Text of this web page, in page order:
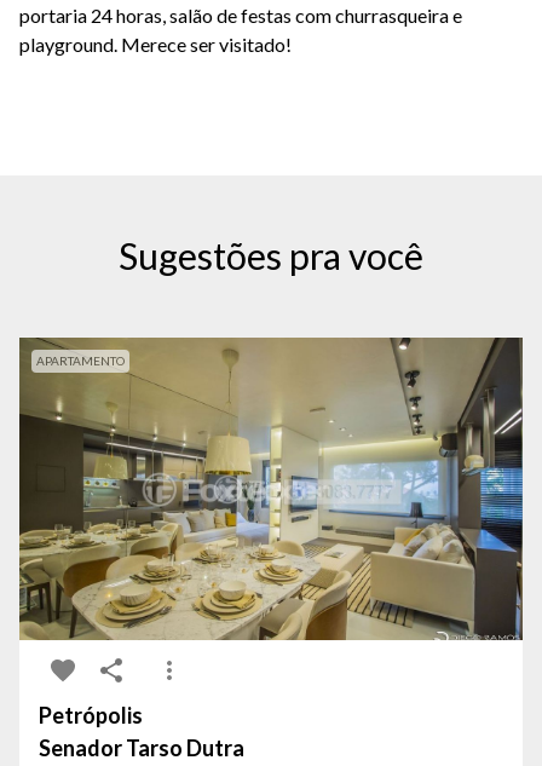
portaria 24 horas, salão de festas com churrasqueira e
playground. Merece ser visitado!
Sugestões pra você
APARTAMENTO
Petrópolis
Senador Tarso Dutra